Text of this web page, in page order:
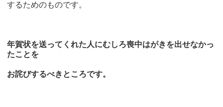
するためのものです。
年賀状を送ってくれた人にむしろ喪中はがきを出せなかっ
たことを
お詫びするべきところです。